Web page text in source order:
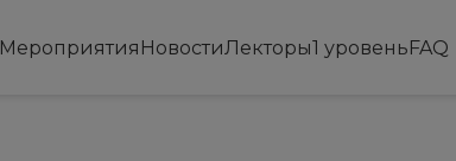
Мероприятия НовостиЛекторы1 уровеньFAQ